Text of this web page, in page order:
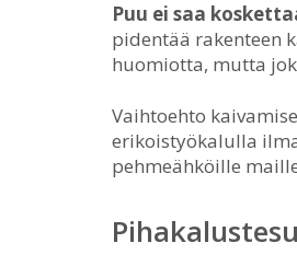
Puu ei saa
pidentää rakenteen
huomiotta, mutta
Vaihtoehto
erikoistyökalulla
pehmeähköille